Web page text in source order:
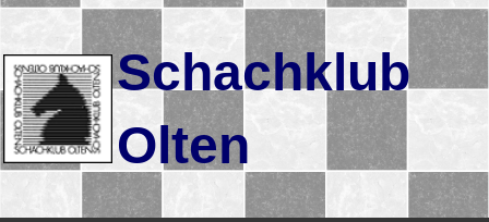
Schachklub
Olten